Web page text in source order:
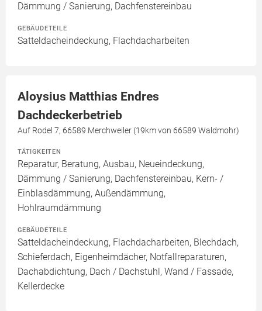
Dämmung / Sanierung, Dachfenstereinbau
GEBÄUDETEILE
Satteldacheindeckung, Flachdacharbeiten
Aloysius Matthias Endres
Dachdeckerbetrieb
Auf Rodel 7, 66589 Merchweiler (19km von 66589 Waldmohr)
TÄTIGKEITEN
Reparatur, Beratung, Ausbau, Neueindeckung,
Dämmung / Sanierung, Dachfenstereinbau, Kern- /
Einblasdämmung, Außendämmung,
Hohlraumdämmung
GEBÄUDETEILE
Satteldacheindeckung, Flachdacharbeiten, Blechdach,
Schieferdach, Eigenheimdächer, Notfallreparaturen,
Dachabdichtung, Dach / Dachstuhl, Wand / Fassade,
Kellerdecke